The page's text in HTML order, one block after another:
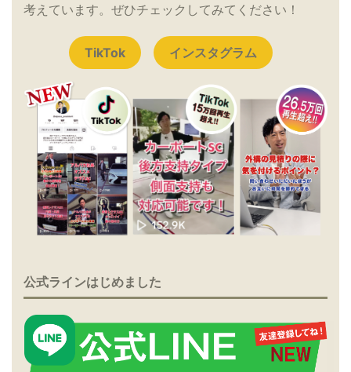
考えています。ぜひチェックしてみてください！
TikTok インスタグラム
公式ラインはじめました